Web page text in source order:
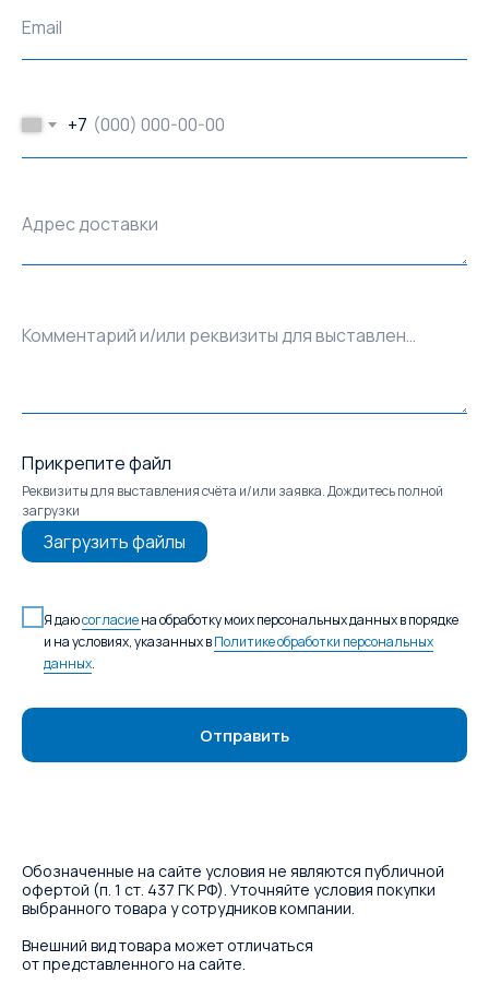
Email
+7
Адрес доставки
Комментарий и/или реквизиты для выставления счёта
Прикрепите файл
Реквизиты для выставления счёта и/или заявка. Дождитесь полной
загрузки
Загрузить файлы
Я даюсогласиена обработку моих персональных данных в порядке
и на условиях, указанных вПолитике обработки персональных
данных.
Отправить
Обозначенные на сайте условия не являются публичной
офертой (п. 1 ст. 437 ГК РФ). Уточняйте условия покупки
выбранного товара у сотрудников компании.
Внешний вид товара может отличаться
от представленного на сайте.